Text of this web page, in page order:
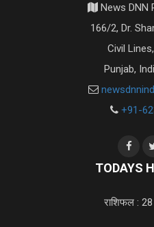
News DNN
166/2, Dr.
Civil
Punjab,
+91-
TODAYS
राशिफल :